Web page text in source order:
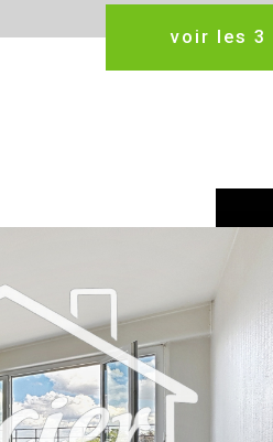
voir les 3